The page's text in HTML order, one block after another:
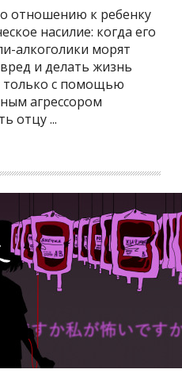
отношению к ребенку
насилие: когда его
алкоголики морят
и делать жизнь
с помощью
агрессором
отцу ...